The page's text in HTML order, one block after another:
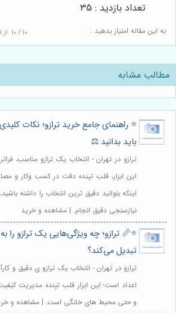
به این مقاله امتیاز بدهید : 10 / 10 از 1
تعداد بازدید : 35
مطالب مشابه
⭐️ راهنمای جامع خرید ترازو؛ نکات
باید بدانید ⚖️
ترازو در تهران - انتخاب یک ترازو مناسب،
این ابزار، قلب تپنده دقت در کسب وکار و
اینکه بتوانید دقیق ترین انتخاب را داشته
نیازسنجی دقیق انجام. | مشاهده و خرید
⭐️📏 ترازو؛ چه ویژگی‌هایی یک ترازو را
تبدیل می‌کند؟
ترازو در تهران - انتخاب یک ترازو ی دقیق و
اعداد است؛ این ابزار قلب تپنده مدیریت
و حتی محیط های خانگی است. | مشاهده و